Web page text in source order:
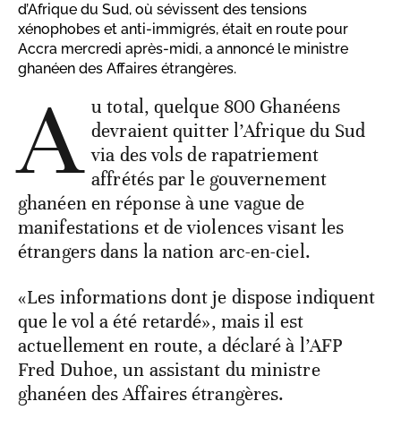
d’Afrique du Sud, où sévissent des tensions
xénophobes et anti-immigrés, était en route pour
Accra mercredi après-midi, a annoncé le ministre
ghanéen des Affaires étrangères.
A u total, quelque 800 Ghanéens
devraient quitter l’Afrique du Sud
via des vols de rapatriement
affrétés par le gouvernement
ghanéen en réponse à une vague de
manifestations et de violences visant les
étrangers dans la nation arc-en-ciel.
«Les informations dont je dispose indiquent
que le vol a été retardé», mais il est
actuellement en route, a déclaré à l’AFP
Fred Duhoe, un assistant du ministre
ghanéen des Affaires étrangères.